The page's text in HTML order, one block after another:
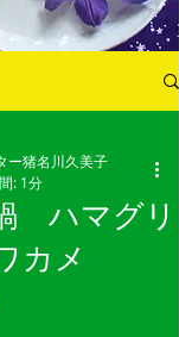
グイン
ハマグリ
カメ
ー猪名川久美子
: 1分